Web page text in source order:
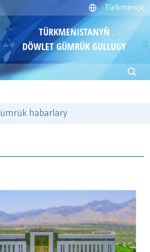
Türkmençe
TÜRKMENISTANYŇ
DÖWLET GÜMRÜK GULLUGY
habarlary